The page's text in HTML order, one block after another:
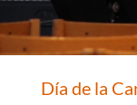
Día de la